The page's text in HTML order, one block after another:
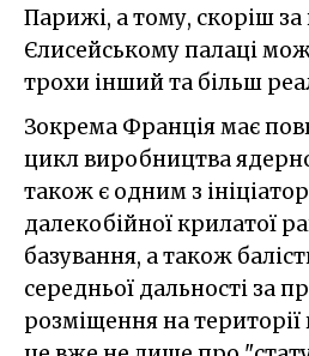
Парижі, а тому, скоріш за
Єлисейському палаці
трохи інший та більш
Зокрема Франція має
цикл виробництва
також є одним з
далекобійної крилатої
базування, а також
середньої дальності за
розміщення на